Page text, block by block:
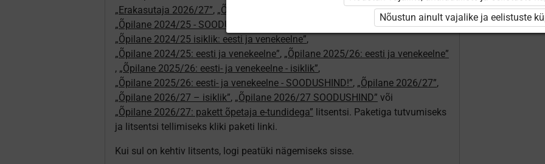
„Erakasutaja 2026/27”, „Õpilane 2024/25”
„Õpilane 2024/25 - SOODUSHIND!”
„Õpilane 2024/25 – isiklik”,
„Õpilane 2024/25 isiklik: eesti ja venekeelne”,
„Õpilane 2024/25: eesti ja venekeelne”, „Õpilane 2025/26: eesti ja venekeelne”
, „Õpilane 2025/26: eesti- ja venekeelne - isiklik”,
„Õpilane 2025/26: eesti- ja venekeelne - SOODUSHIND!”, „Õpilane 2026/27”,
„Õpilane 2026/27 – isiklik”, „Õpilane 2026/27 SOODUSHIND” või
„Õpilane 2026/27: pakett õpetaja e-tundidega” litsentsi. Paketiga tutvumiseks
ja litsentsi tellimiseks kliki paketi linki.
Kui sul on kehtiv litsents, logi peatüki nägemiseks sisse.
Nõustun ainult vajalike ja eelistuste